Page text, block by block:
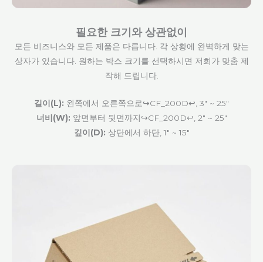
필요한 크기와 상관없이
모든 비즈니스와 모든 제품은 다릅니다. 각 상황에 완벽하게 맞는
상자가 있습니다. 원하는 박스 크기를 선택하시면 저희가 맞춤 제
작해 드립니다.
길이(L): 왼쪽에서 오른쪽으로↪CF_200D↩, 3" ~ 25"
너비(W): 앞면부터 뒷면까지↪CF_200D↩, 2" ~ 25"
깊이(D): 상단에서 하단, 1" ~ 15"